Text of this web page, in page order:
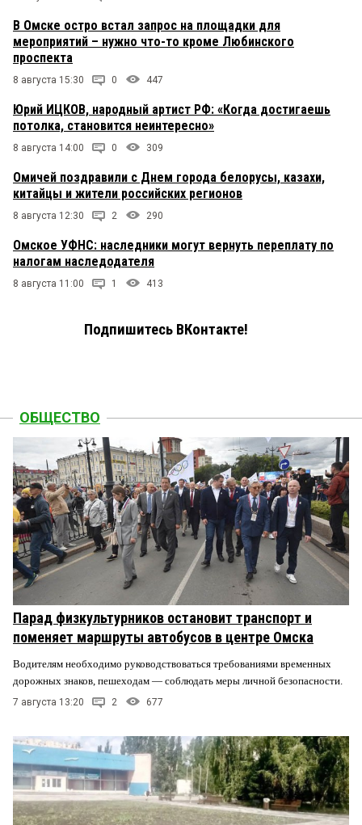
В Омске остро встал запрос на площадки для
мероприятий – нужно что-то кроме Любинского
проспекта
8 августа 15:30 0 447
Юрий ИЦКОВ, народный артист РФ: «Когда достигаешь
потолка, становится неинтересно»
8 августа 14:00 0 309
Омичей поздравили с Днем города белорусы, казахи,
китайцы и жители российских регионов
8 августа 12:30 2 290
Омское УФНС: наследники могут вернуть переплату по
налогам наследодателя
8 августа 11:00 1 413
Подпишитесь ВКонтакте!
ОБЩЕСТВО
Парад физкультурников остановит транспорт и
поменяет маршруты автобусов в центре Омска
Водителям необходимо руководствоваться требованиями временных
дорожных знаков, пешеходам — соблюдать меры личной безопасности.
7 августа 13:20 2 677